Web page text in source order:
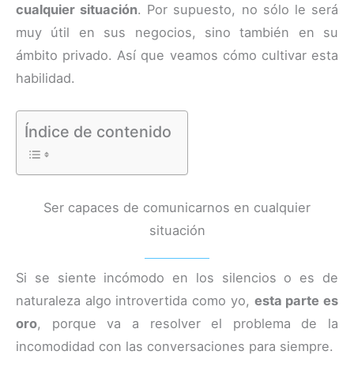
cualquier situación. Por supuesto, no sólo le será
muy útil en sus negocios, sino también en su
ámbito privado. Así que veamos cómo cultivar esta
habilidad.
Índice de contenido
Ser capaces de comunicarnos en cualquier
situación
Si se siente incómodo en los silencios o es de
naturaleza algo introvertida como yo, esta parte es
oro, porque va a resolver el problema de la
incomodidad con las conversaciones para siempre.